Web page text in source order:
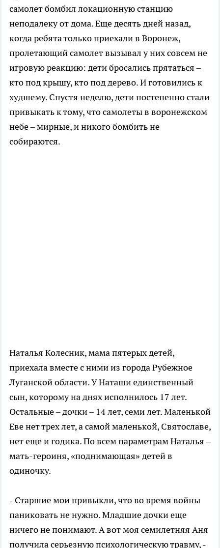
самолет бомбил локационную станцию
неподалеку от дома. Еще десять дней назад,
когда ребята только приехали в Воронеж,
пролетающий самолет вызывал у них совсем не
игровую реакцию: дети бросались прятаться –
кто под крышу, кто под дерево. И готовились к
худшему. Спустя неделю, дети постепенно стали
привыкать к тому, что самолеты в воронежском
небе – мирные, и никого бомбить не
собираются.
Наталья Колесник, мама пятерых детей,
приехала вместе с ними из города Рубежное
Луганской области. У Наташи единственный
сын, которому на днях исполнилось 17 лет.
Остальные – дочки – 14 лет, семи лет. Маленькой
Еве нет трех лет, а самой маленькой, Святославе,
нет еще и годика. По всем параметрам Наталья –
мать-героиня, «поднимающая» детей в
одиночку.
- Старшие мои привыкли, что во время войны
паниковать не нужно. Младшие дочки еще
ничего не понимают. А вот моя семилетняя Аня
получила серьезную психологическую травму, -